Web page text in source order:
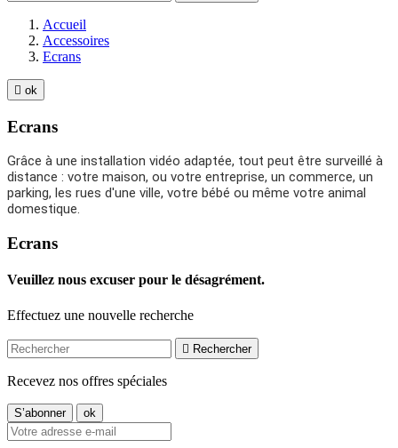
Accueil
Accessoires
Ecrans
 ok
Ecrans
Grâce à une installation vidéo adaptée, tout peut être surveillé à
distance : votre maison, ou votre entreprise, un commerce, un
parking, les rues d'une ville, votre bébé ou même votre animal
domestique.
Ecrans
Veuillez nous excuser pour le désagrément.
Effectuez une nouvelle recherche
 Rechercher
Recevez nos offres spéciales